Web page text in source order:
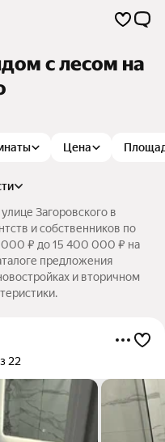
с лесом на
Цена
Загоровского в
и собственников по
000 ₽ до 15 400 000 ₽ на
предложения
и вторичном
22